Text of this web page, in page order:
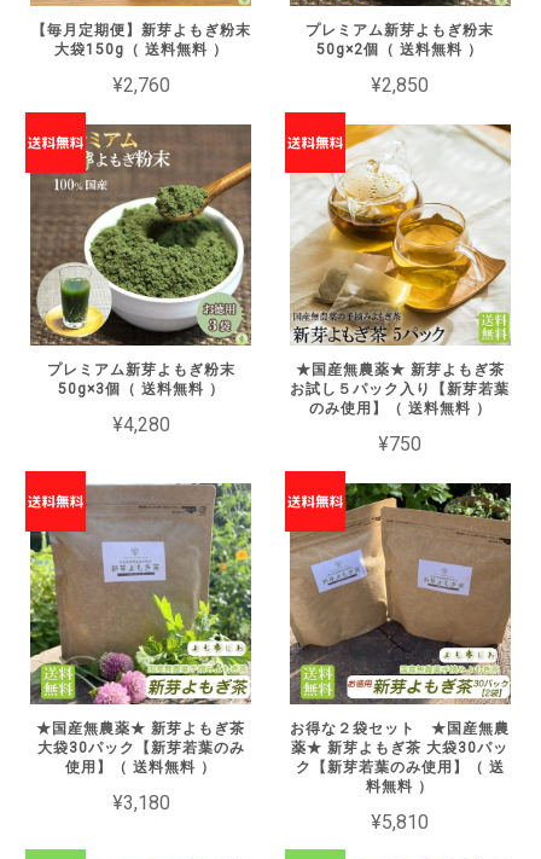
【毎月定期便】新芽よもぎ粉末
大袋150g（ 送料無料 ）
¥2,760
プレミアム新芽よもぎ粉末
50g×2個（ 送料無料 ）
¥2,850
プレミアム新芽よもぎ粉末
50g×3個（ 送料無料 ）
¥4,280
★国産無農薬★ 新芽よもぎ茶
お試し５パック入り【新芽若葉
のみ使用】（ 送料無料 ）
¥750
★国産無農薬★ 新芽よもぎ茶
大袋30パック【新芽若葉のみ
使用】（ 送料無料 ）
¥3,180
お得な２袋セット ★国産無農
薬★ 新芽よもぎ茶 大袋30パッ
ク【新芽若葉のみ使用】（ 送
料無料 ）
¥5,810